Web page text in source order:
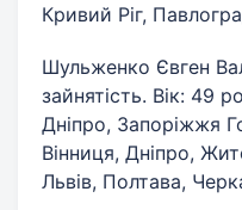
Кривий Ріг,
Шульженко Євген
зайнятість. Вік: 49
Дніпро, Запоріжжя
Вінниця, Дніпро,
Львів, Полтава,